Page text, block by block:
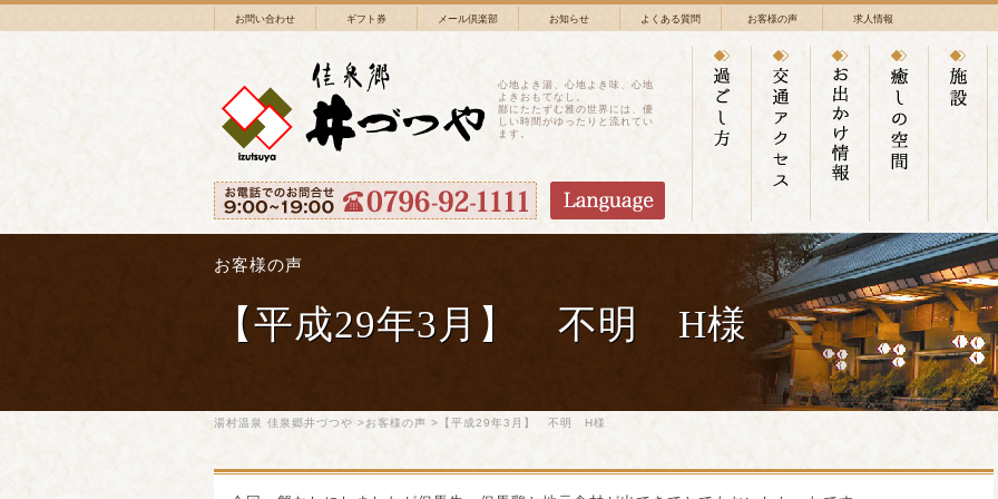
お問い合わせ ギフト券 メール倶楽部 お知らせ よくある質問 お客様の声 求人情報
心地よき湯、心地よき味、心地
よきおもてなし。
鄙にたたずむ雅の世界には、優
しい時間がゆったりと流れてい
ます。
お客様の声
【平成29年3月】 不明 H様
湯村温泉 佳泉郷井づつや >お客様の声 >【平成29年3月】 不明 H様